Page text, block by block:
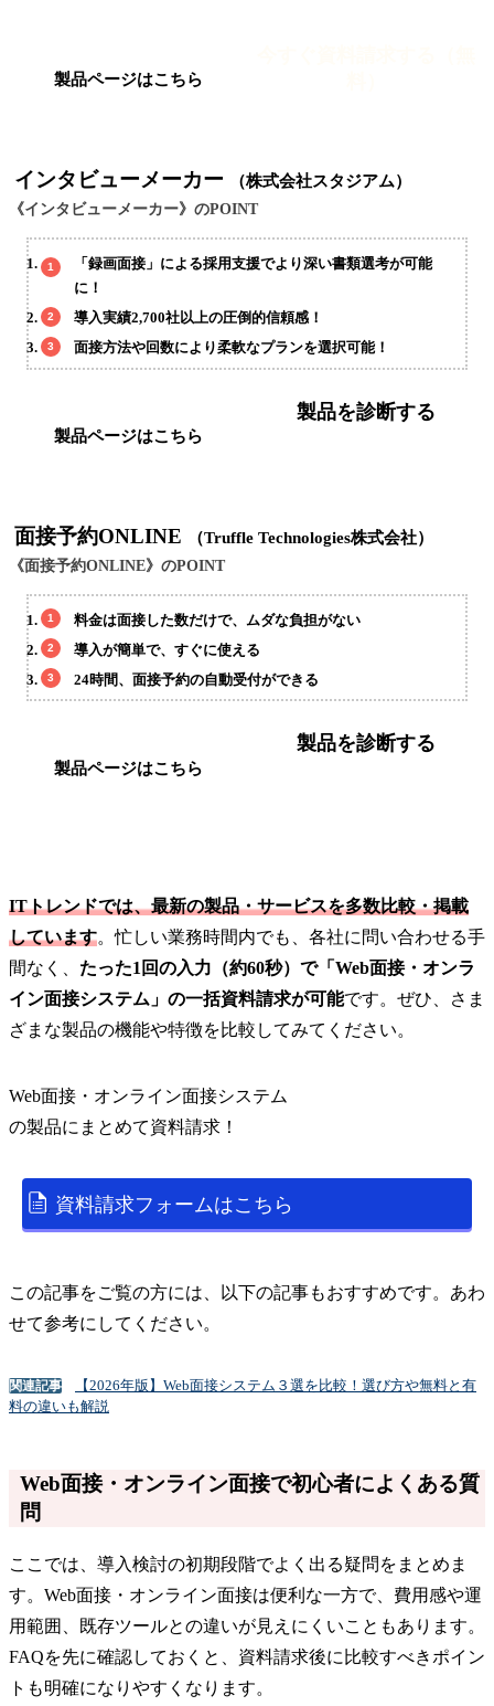
製品ページはこちら
インタビューメーカー （株式会社スタジアム）
《インタビューメーカー》のPOINT
「録画面接」による採用支援でより深い書類選考が可能
に！
導入実績2,700社以上の圧倒的信頼感！
面接方法や回数により柔軟なプランを選択可能！
製品ページはこちら
製品を診断する
面接予約ONLINE （Truffle Technologies株式会社）
《面接予約ONLINE》のPOINT
料金は面接した数だけで、ムダな負担がない
導入が簡単で、すぐに使える
24時間、面接予約の自動受付ができる
製品ページはこちら
製品を診断する
ITトレンドでは、最新の製品・サービスを多数比較・掲載
しています。忙しい業務時間内でも、各社に問い合わせる手
間なく、 たった1回の入力（約60秒）で「Web面接・オンラ
イン面接システム」の一括資料請求が可能です。ぜひ、さま
ざまな製品の機能や特徴を比較してみてください。
Web面接・オンライン面接システム
の製品にまとめて資料請求！
資料請求フォームはこちら
この記事をご覧の方には、以下の記事もおすすめです。あわ
せて参考にしてください。
関連記事
【2026年版】Web面接システム３選を比較！選び方や無料と有
料の違いも解説
Web面接・オンライン面接で初心者によくある質
問
ここでは、導入検討の初期段階でよく出る疑問をまとめま
す。Web面接・オンライン面接は便利な一方で、費用感や運
用範囲、既存ツールとの違いが見えにくいこともあります。
FAQを先に確認しておくと、資料請求後に比較すべきポイン
トも明確になりやすくなります。